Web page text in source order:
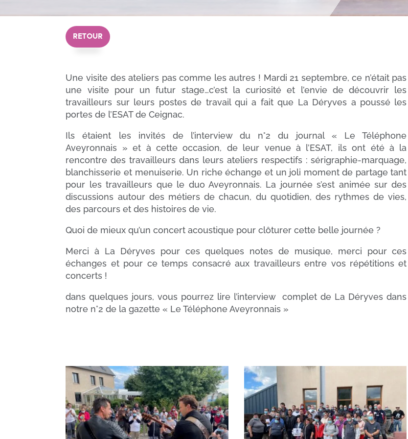
RETOUR
Une visite des ateliers pas comme les autres ! Mardi 21 septembre, ce n’était pas
une visite pour un futur stage…c’est la curiosité et l’envie de découvrir les
travailleurs sur leurs postes de travail qui a fait que La Déryves a poussé les
portes de l’ESAT de Ceignac.
Ils étaient les invités de l’interview du n°2 du journal « Le Téléphone
Aveyronnais » et à cette occasion, de leur venue à l’ESAT, ils ont été à la
rencontre des travailleurs dans leurs ateliers respectifs : sérigraphie-marquage,
blanchisserie et menuiserie. Un riche échange et un joli moment de partage tant
pour les travailleurs que le duo Aveyronnais. La journée s’est animée sur des
discussions autour des métiers de chacun, du quotidien, des rythmes de vies,
des parcours et des histoires de vie.
Quoi de mieux qu’un concert acoustique pour clôturer cette belle journée ?
Merci à La Déryves pour ces quelques notes de musique, merci pour ces
échanges et pour ce temps consacré aux travailleurs entre vos répétitions et
concerts !
dans quelques jours, vous pourrez lire l’interview complet de La Déryves dans
notre n°2 de la gazette « Le Téléphone Aveyronnais »